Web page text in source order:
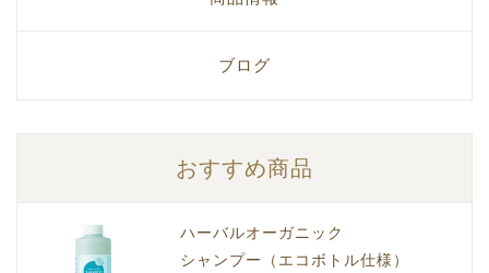
ブログ
おすすめ商品
ハーバルオーガニック
シャンプー（エコボトル仕様）